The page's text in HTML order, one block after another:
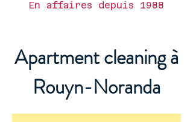
En affaires depuis 1988
Apartment cleaning à
Rouyn-Noranda